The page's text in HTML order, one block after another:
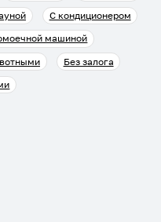
С кондиционером
машиной
Без залога